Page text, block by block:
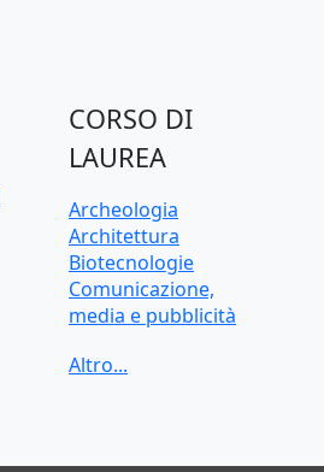
CORSO DI
LAUREA
Archeologia
Architettura
Biotecnologie
Comunicazione,
media e pubblicità
Data science